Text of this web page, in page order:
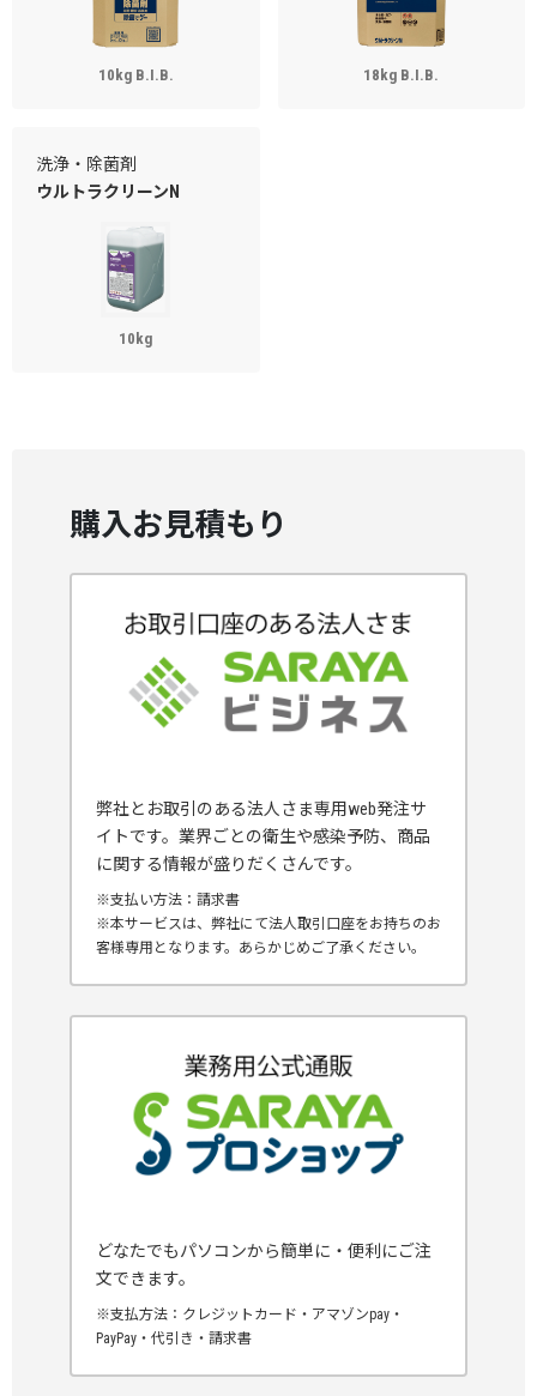
10kg B.I.B. 18kg B.I.B.
洗浄・除菌剤
ウルトラクリーンN
10kg
購入お見積もり
弊社とお取引のある法人さま専用web発注サ
イトです。業界ごとの衛生や感染予防、商品
に関する情報が盛りだくさんです。
※支払い方法：請求書
※本サービスは、弊社にて法人取引口座をお持ちのお
客様専用となります。あらかじめご了承ください。
どなたでもパソコンから簡単に・便利にご注
文できます。
※支払方法：クレジットカード・アマゾンpay・
PayPay・代引き・請求書